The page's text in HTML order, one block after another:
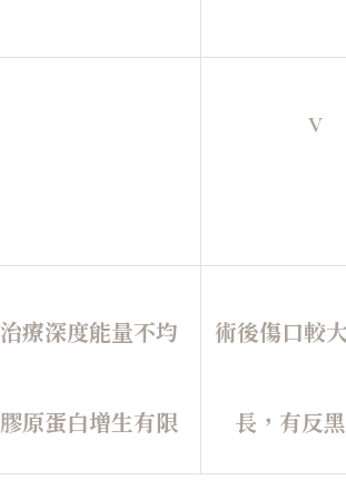
V
治療深度能量不均
膠原蛋白增生有限
術後傷口較
長，有反